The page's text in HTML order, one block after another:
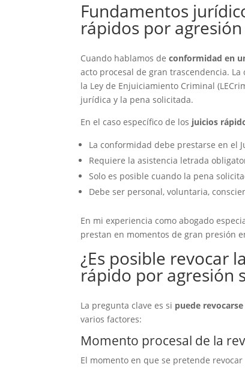
Fundamentos
rápidos por
Cuando hablamos deconformidad en
acto procesal de gran trascendencia.
la Ley de Enjuiciamiento Criminal
jurídica y la pena solicitada.
En el caso específico de los juicios
La conformidad debe prestarse en el
Requiere la asistencia letrada
Solo es posible cuando la pena
Debe ser personal, voluntaria,
En mi experiencia como abogado
prestan en momentos de gran presión
¿Es posible revocar
rápido por agresión
La pregunta clave es si puede
varios factores:
Momento procesal de la
El momento en que se pretende